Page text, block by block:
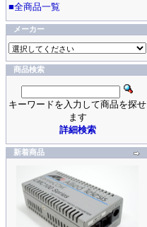
■全商品一覧
メーカー
商品検索
キーワードを入力して商品を探せ
ます
詳細検索
新着商品